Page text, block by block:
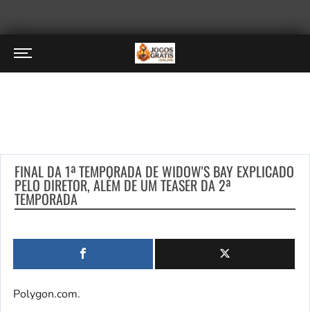
FINAL DA 1ª TEMPORADA DE WIDOW'S BAY EXPLICADO
PELO DIRETOR, ALÉM DE UM TEASER DA 2ª
TEMPORADA
Polygon.com.